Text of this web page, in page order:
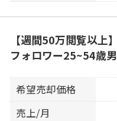
【週間50万閲覧以
フォロワー25~54歳
希望売却価格
売上/月